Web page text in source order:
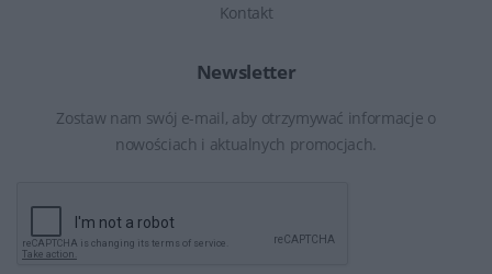
Kontakt
Newsletter
Zostaw nam swój e-mail, aby otrzymywać informacje o
nowościach i aktualnych promocjach.